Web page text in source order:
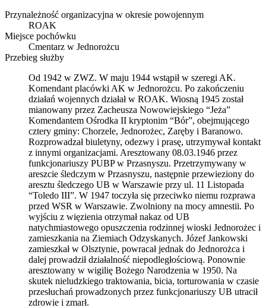
Przynależność organizacyjna w okresie powojennym
ROAK
Miejsce pochówku
Cmentarz w Jednorożcu
Przebieg służby
Od 1942 w ZWZ. W maju 1944 wstąpił w szeregi AK.
Komendant placówki AK w Jednorożcu. Po zakończeniu
działań wojennych działał w ROAK. Wiosną 1945 został
mianowany przez Zacheusza Nowowiejskiego “Jeża”
Komendantem Ośrodka II kryptonim “Bór”, obejmującego
cztery gminy: Chorzele, Jednorożec, Zaręby i Baranowo.
Rozprowadzał biuletyny, odezwy i prasę, utrzymywał kontakt
z innymi organizacjami. Aresztowany 08.03.1946 przez
funkcjonariuszy PUBP w Przasnyszu. Przetrzymywany w
areszcie śledczym w Przasnyszu, następnie przewieziony do
aresztu śledczego UB w Warszawie przy ul. 11 Listopada
“Toledo III”. W 1947 toczyła się przeciwko niemu rozprawa
przed WSR w Warszawie. Zwolniony na mocy amnestii. Po
wyjściu z więzienia otrzymał nakaz od UB
natychmiastowego opuszczenia rodzinnej wioski Jednorożec i
zamieszkania na Ziemiach Odzyskanych. Józef Jankowski
zamieszkał w Olsztynie, powracał jednak do Jednorożca i
dalej prowadził działalność niepodległościową. Ponownie
aresztowany w wigilię Bożego Narodzenia w 1950. Na
skutek nieludzkiego traktowania, bicia, torturowania w czasie
przesłuchań prowadzonych przez funkcjonariuszy UB utracił
zdrowie i zmarł.